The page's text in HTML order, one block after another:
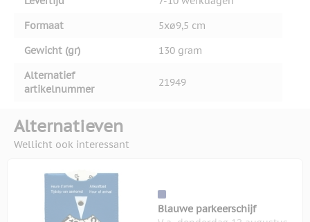
Formaat
5xø9,5 cm
Gewicht (gr)
130 gram
Alternatief
artikelnummer
21949
Alternatieven
Wellicht ook interessant
Blauwe parkeerschijf